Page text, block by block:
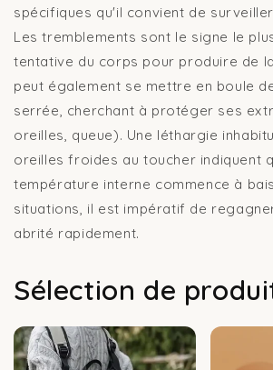
spécifiques qu'il convient de
Les tremblements sont le signe le
tentative du corps pour produire de
peut également se mettre en boule
serrée, cherchant à protéger ses
oreilles, queue). Une léthargie
oreilles froides au toucher indiquent
température interne commence à
situations, il est impératif de
abrité rapidement.
Sélection de